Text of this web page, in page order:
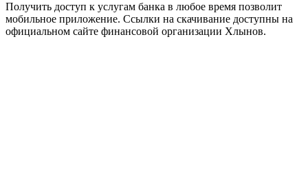
Получить доступ к услугам банка в любое время позволит
мобильное приложение. Ссылки на скачивание доступны на
официальном сайте финансовой организации Хлынов.